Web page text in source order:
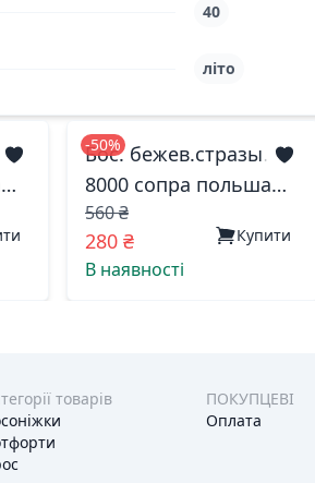
40
літо
-50%
Бос. бежев.стразы.
8000 сопра польша
37(р)
560 ₴
280 ₴ Купити
В наявності
товарів
ПОКУПЦЕВІ
Оплата